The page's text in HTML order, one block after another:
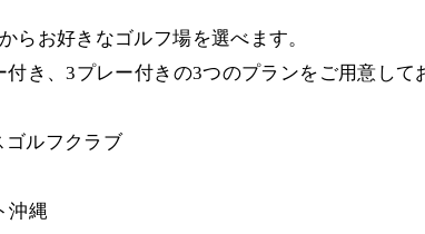
らお好きなゴルフ場を選べます。
き、3プレー付きの3つのプランをご用意して
ゴルフクラブ
沖縄